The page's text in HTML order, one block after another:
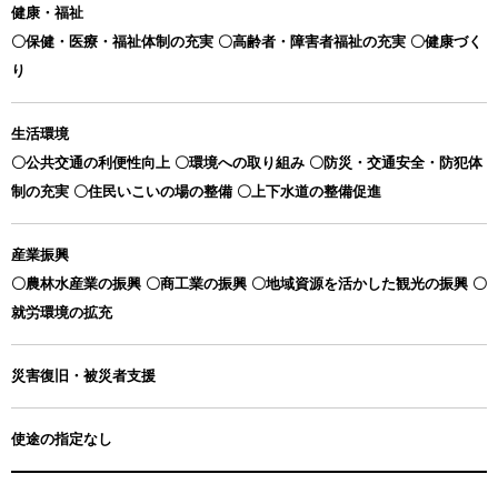
健康・福祉
〇保健・医療・福祉体制の充実 〇高齢者・障害者福祉の充実 〇健康づく
り
生活環境
〇公共交通の利便性向上 〇環境への取り組み 〇防災・交通安全・防犯体
制の充実 〇住民いこいの場の整備 〇上下水道の整備促進
産業振興
〇農林水産業の振興 〇商工業の振興 〇地域資源を活かした観光の振興 〇
就労環境の拡充
災害復旧・被災者支援
使途の指定なし